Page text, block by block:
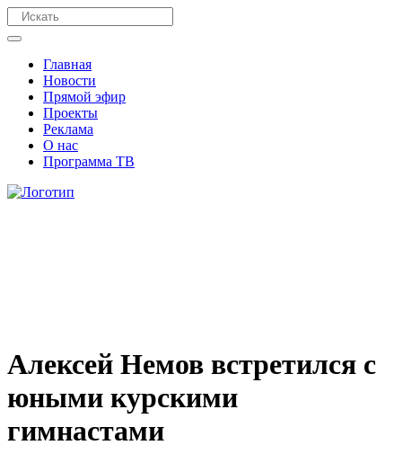
Главная
Новости
Прямой эфир
Проекты
Реклама
О нас
Программа ТВ
Алексей Немов встретился с
юными курскими
гимнастами